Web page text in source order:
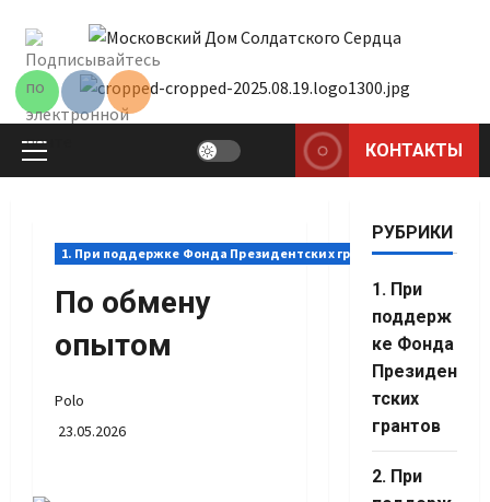
содержимому
Основное
КОНТАКТЫ
1. При поддержке Фонда Президентских грантов
По обмену
опытом
Polo
23.05.2026
РУБРИКИ
1. При
поддерж
ке Фонда
Президен
тских
грантов
2. При